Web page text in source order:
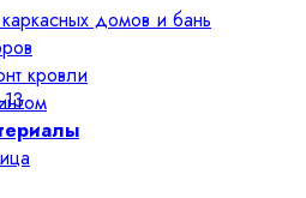
домов и бань
кровли